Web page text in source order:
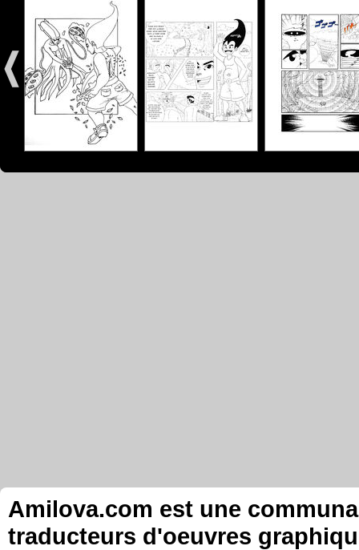
Amilova.com est une
traducteurs d'oeuvres